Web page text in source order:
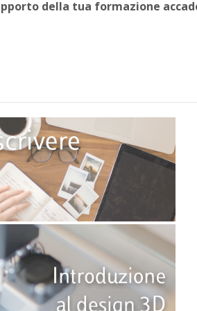
della tua formazione